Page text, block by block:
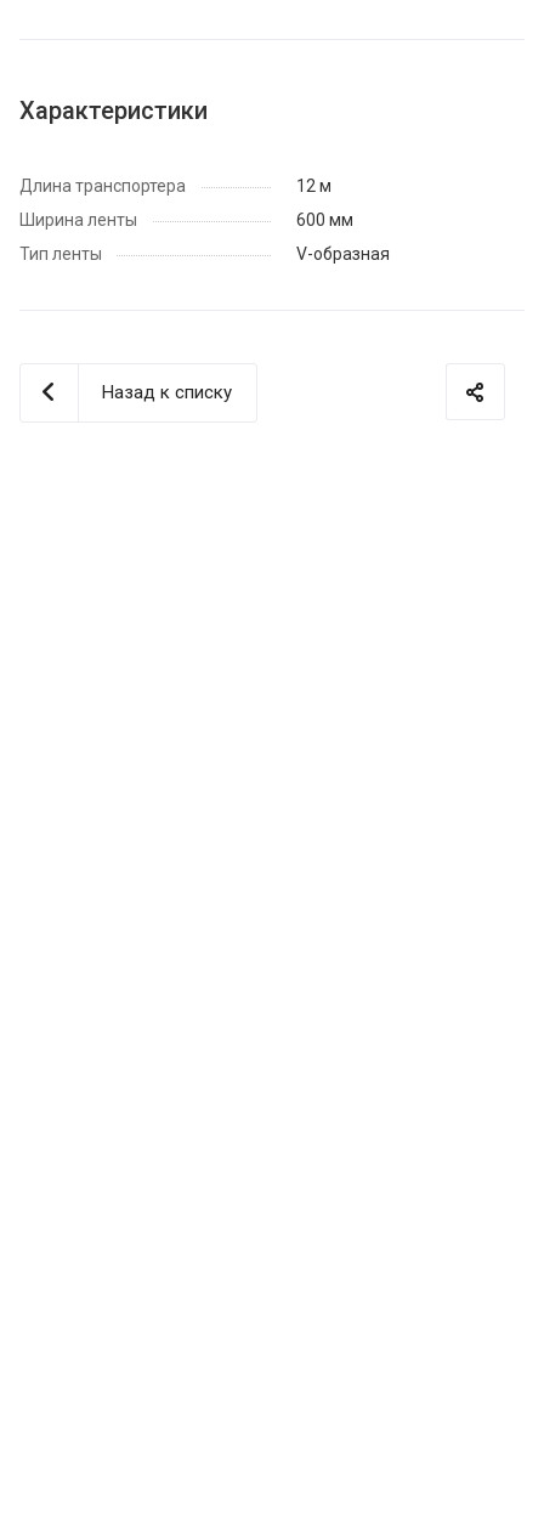
Характеристики
Длина транспортера
12 м
Ширина ленты
600 мм
Тип ленты
V-образная
Назад к списку